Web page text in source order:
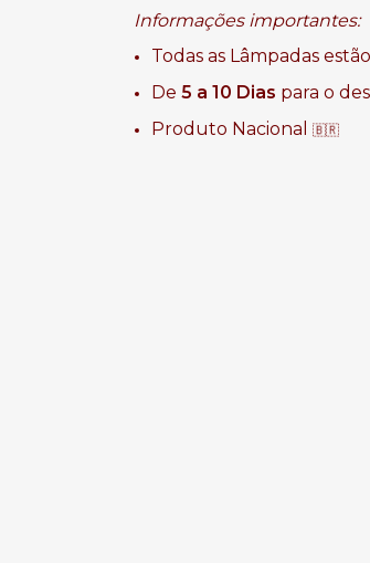
Informações importantes:
Todas as Lâmpadas estão
De 5 a 10 Dias para o
Produto Nacional
🇧🇷